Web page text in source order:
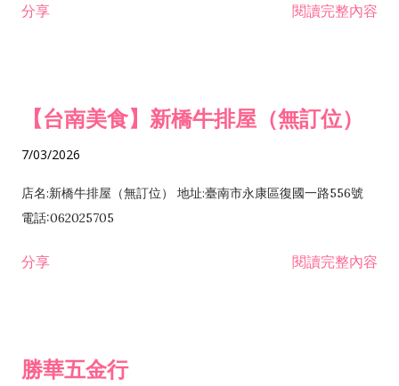
發業 H703090 不動產買賣業 H703100 不動產租賃業 I503010
分享 閱讀完整內容
【台南美食】新橋牛排屋（無訂位）
7/03/2026
店名:新橋牛排屋（無訂位） 地址:臺南市永康區復國一路556號
電話:062025705
分享 閱讀完整內容
勝華五金行